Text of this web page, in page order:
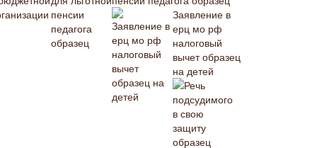
Заявление в
ерц мо рф
налоговый
вычет образец
на детей